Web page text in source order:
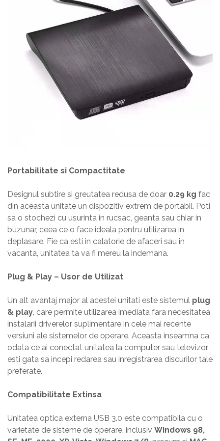
Portabilitate si Compactitate
Designul subtire si greutatea redusa de doar 0.29 kg fac
din aceasta unitate un dispozitiv extrem de portabil. Poti
sa o stochezi cu usurinta in rucsac, geanta sau chiar in
buzunar, ceea ce o face ideala pentru utilizarea in
deplasare. Fie ca esti in calatorie de afaceri sau in
vacanta, unitatea ta va fi mereu la indemana.
Plug & Play – Usor de Utilizat
Un alt avantaj major al acestei unitati este sistemul plug
& play, care permite utilizarea imediata fara necesitatea
instalarii driverelor suplimentare in cele mai recente
versiuni ale sistemelor de operare. Aceasta inseamna ca,
odata ce ai conectat unitatea la computer sau televizor,
esti gata sa incepi redarea sau inregistrarea discurilor tale
preferate.
Compatibilitate Extinsa
Unitatea optica externa USB 3.0 este compatibila cu o
varietate de sisteme de operare, inclusiv Windows 98,